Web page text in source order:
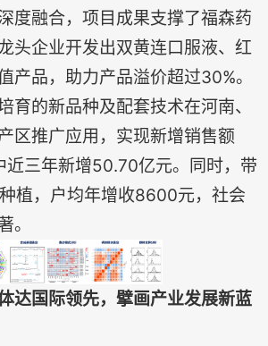
融合，项目成果支撑了福森药
头企业开发出双黄连口服液、红
产品，助力产品溢价超过30%。
育的新品种及配套技术在河南、
区推广应用，实现新增销售额
近三年新增50.70亿元。同时，带
植，户均年增收8600元，社会
。
国际领先，擘画产业发展新蓝